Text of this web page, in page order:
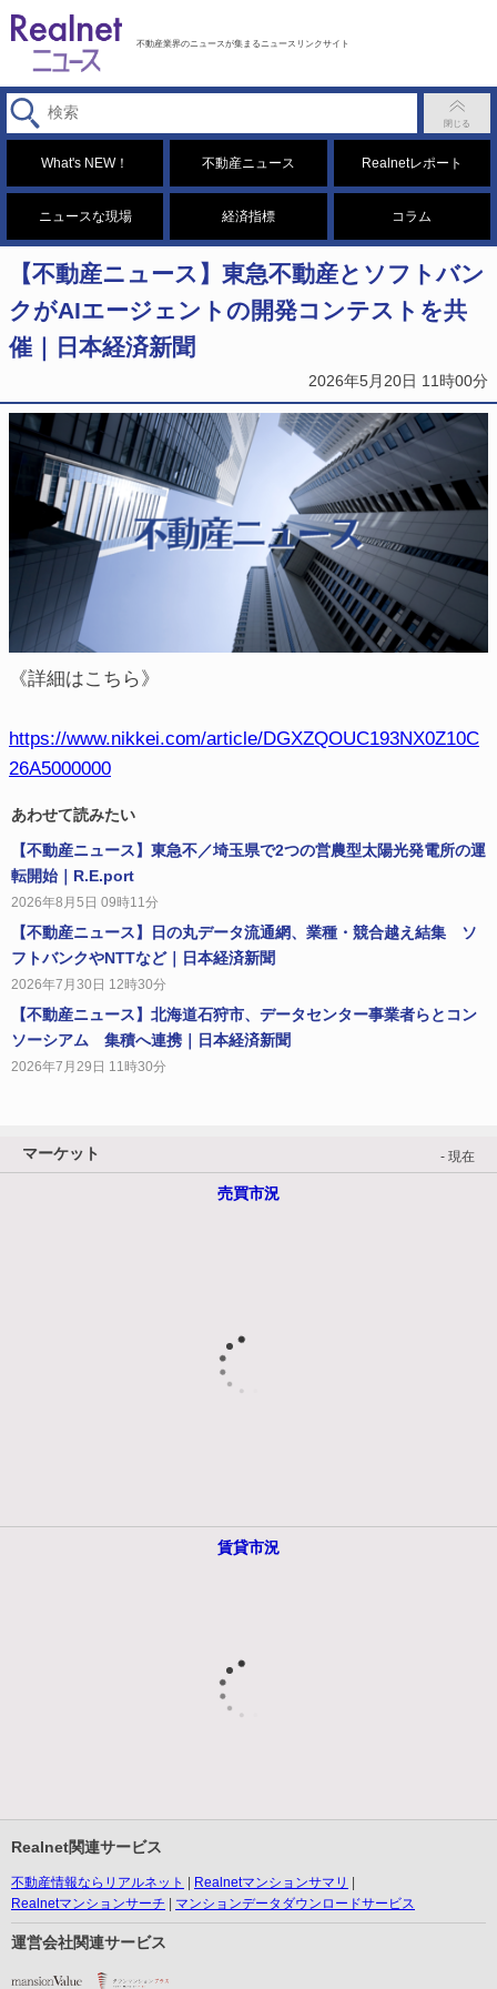
不動産業界のニュースが集まるニュースリンクサイト
What's NEW！ 不動産ニュース Realnetレポート
ニュースな現場 経済指標 コラム
【不動産ニュース】東急不動産とソフトバン
クがAIエージェントの開発コンテストを共
催｜日本経済新聞
2026年5月20日 11時00分
《詳細はこちら》
https://www.nikkei.com/article/DGXZQOUC193NX0Z10C
26A5000000
あわせて読みたい
【不動産ニュース】東急不／埼玉県で2つの営農型太陽光発電所の運
転開始｜R.E.port
2026年8月5日 09時11分
【不動産ニュース】日の丸データ流通網、業種・競合越え結集 ソ
フトバンクやNTTなど｜日本経済新聞
2026年7月30日 12時30分
【不動産ニュース】北海道石狩市、データセンター事業者らとコン
ソーシアム 集積へ連携｜日本経済新聞
2026年7月29日 11時30分
マーケット - 現在
売買市況
賃貸市況
Realnet関連サービス
不動産情報ならリアルネット
Realnetマンションサマリ
Realnetマンションサーチ
マンションデータダウンロードサービス
運営会社関連サービス